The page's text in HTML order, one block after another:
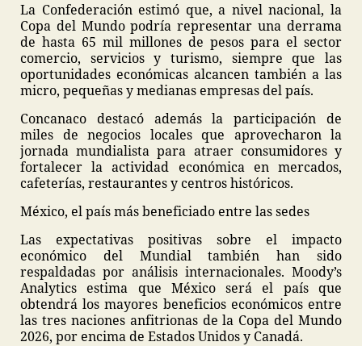
La Confederación estimó que, a nivel nacional, la
Copa del Mundo podría representar una derrama
de hasta 65 mil millones de pesos para el sector
comercio, servicios y turismo, siempre que las
oportunidades económicas alcancen también a las
micro, pequeñas y medianas empresas del país.
Concanaco destacó además la participación de
miles de negocios locales que aprovecharon la
jornada mundialista para atraer consumidores y
fortalecer la actividad económica en mercados,
cafeterías, restaurantes y centros históricos.
México, el país más beneficiado entre las sedes
Las expectativas positivas sobre el impacto
económico del Mundial también han sido
respaldadas por análisis internacionales. Moody’s
Analytics estima que México será el país que
obtendrá los mayores beneficios económicos entre
las tres naciones anfitrionas de la Copa del Mundo
2026, por encima de Estados Unidos y Canadá.